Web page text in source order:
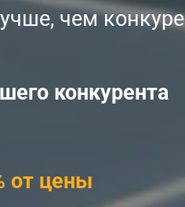
чем
конкурента
от цены